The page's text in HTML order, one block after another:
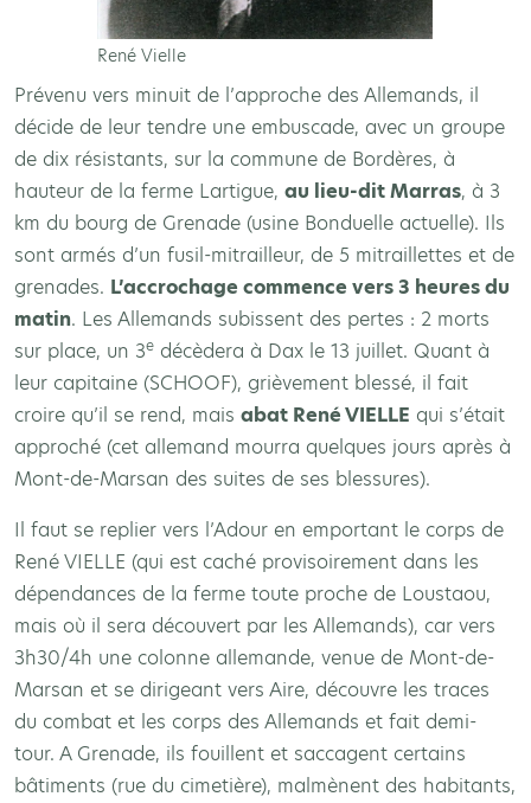
René Vielle
Prévenu vers minuit de l’approche des Allemands, il
décide de leur tendre une embuscade, avec un groupe
de dix résistants, sur la commune de Bordères, à
hauteur de la ferme Lartigue, au lieu-dit Marras, à 3
km du bourg de Grenade (usine Bonduelle actuelle). Ils
sont armés d’un fusil-mitrailleur, de 5 mitraillettes et de
grenades. L’accrochage commence vers 3 heures du
matin. Les Allemands subissent des pertes : 2 morts
sur place, un 3e décèdera à Dax le 13 juillet. Quant à
leur capitaine (SCHOOF), grièvement blessé, il fait
croire qu’il se rend, mais abat René VIELLE qui s’était
approché (cet allemand mourra quelques jours après à
Mont-de-Marsan des suites de ses blessures).
Il faut se replier vers l’Adour en emportant le corps de
René VIELLE (qui est caché provisoirement dans les
dépendances de la ferme toute proche de Loustaou,
mais où il sera découvert par les Allemands), car vers
3h30/4h une colonne allemande, venue de Mont-de-
Marsan et se dirigeant vers Aire, découvre les traces
du combat et les corps des Allemands et fait demi-
tour. A Grenade, ils fouillent et saccagent certains
bâtiments (rue du cimetière), malmènent des habitants,